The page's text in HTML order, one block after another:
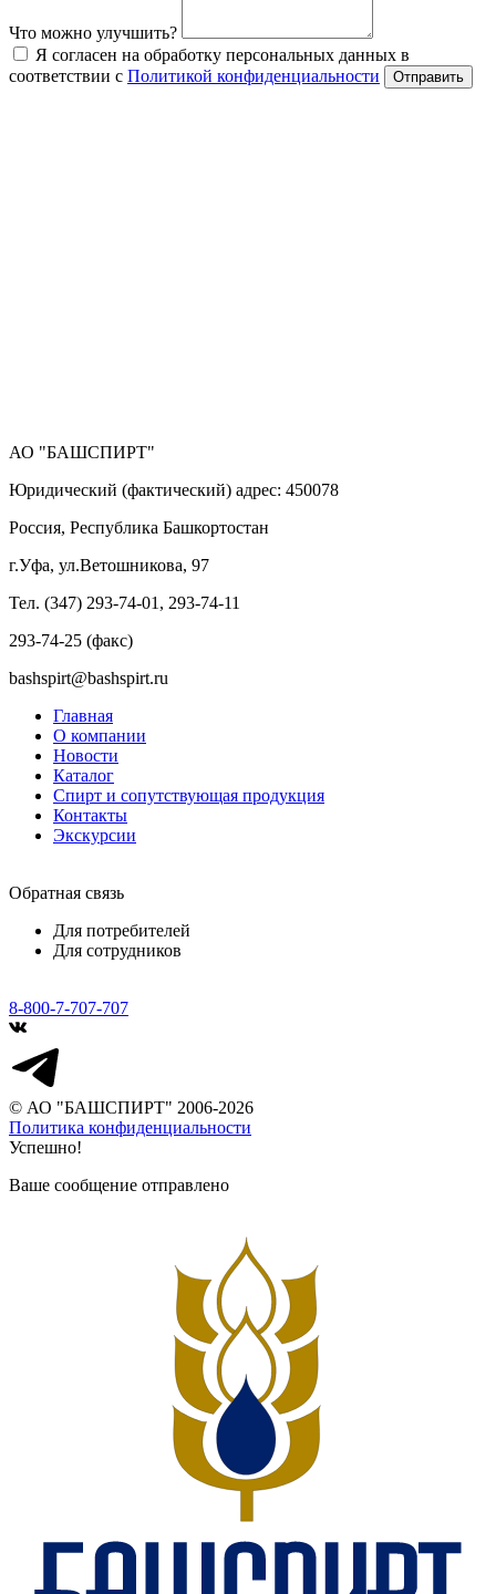
Что можно улучшить?
Я согласен на обработку персональных данных в
соответствии с Политикой конфиденциальности Отправить
АО "БАШСПИРТ"
Юридический (фактический) адрес: 450078
Россия, Республика Башкортостан
г.Уфа, ул.Ветошникова, 97
Тел. (347) 293-74-01, 293-74-11
293-74-25 (факс)
bashspirt@bashspirt.ru
Главная
О компании
Новости
Каталог
Спирт и сопутствующая продукция
Контакты
Экскурсии
Обратная связь
Для потребителей
Для сотрудников
8-800-7-707-707
© АО "БАШСПИРТ" 2006-2026
Политика конфиденциальности
Успешно!
Ваше сообщение отправлено